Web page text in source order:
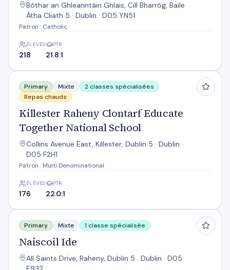
Bóthar an Ghleanntáin Ghlais, Cill Bharróg, Baile
Átha Cliath 5 · Dublin · D05 YN51
Patron : Catholic
ÉLÈVES
218
PTR
21.8:1
Killester Raheny Clontarf Educate Together National
Primary Mixte
2 classes spécialisées
Repas chauds
Killester Raheny Clontarf Educate
Together National School
Collins Avenue East, Killester, Dublin 5 · Dublin ·
D05 F2H1
Patron : Multi Denominational
ÉLÈVES
176
PTR
22.0:1
Naiscoil Ide
Primary Mixte 1 classe spécialisée
Naiscoil Ide
All Saints Drive, Raheny, Dublin 5 · Dublin · D05